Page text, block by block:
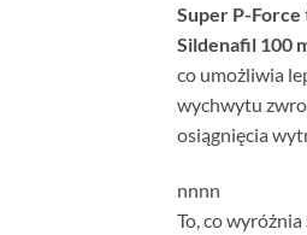
Super P-Force
Sildenafil 100
co umożliwia
wychwytu
osiągnięcia
nnnn
To, co